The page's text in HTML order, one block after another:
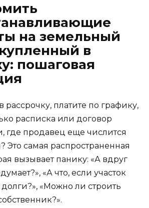
на земельный
в
пошаговая
платите по графику,
расписка или договор
где продавец еще числится
Это самая распространенная
вызывает панику: «А вдруг
«А что, если участок
долги?», «Можно ли строить